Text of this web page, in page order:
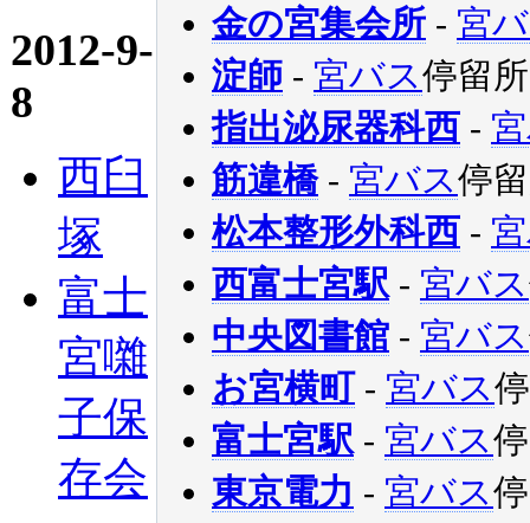
2012-9-
8
西臼
塚
富士
宮囃
子保
存会
金の宮集会所 - 宮
淀師 - 宮バス停留所
指出泌尿器科西 -
筋違橋- 宮バス停
松本整形外科西 -
西富士宮駅 - 宮バス
中央図書館 - 宮バス
お宮横町- 宮バス
富士宮駅 - 宮バス
東京電力 - 宮バス